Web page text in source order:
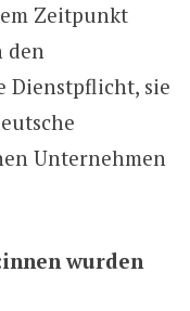
Zeitpunkt
den
Dienstpflicht, sie
Unternehmen
wurden